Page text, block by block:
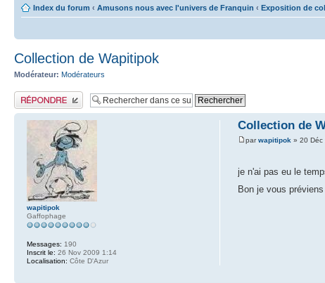
Index du forum ‹ Amusons nous avec l'univers de Franquin ‹ Exposition de
Collection de Wapitipok
Modérateur: Modérateurs
Publier une réponse
Collection de
parwapitipok » 20 Déc
je n'ai pas eu le
Bon je vous
wapitipok
Gaffophage
Messages: 190
Inscrit le: 26 Nov 2009 1:14
Localisation: Côte D'Azur